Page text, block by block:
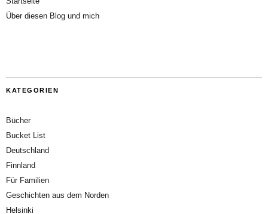
Über diesen Blog und mich
KATEGORIEN
Bücher
Bucket List
Deutschland
Finnland
Für Familien
Geschichten aus dem Norden
Helsinki